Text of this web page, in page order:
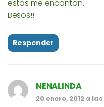
estas me encantan.
Besos!!
Responder
NENALINDA
20 enero, 2012 a